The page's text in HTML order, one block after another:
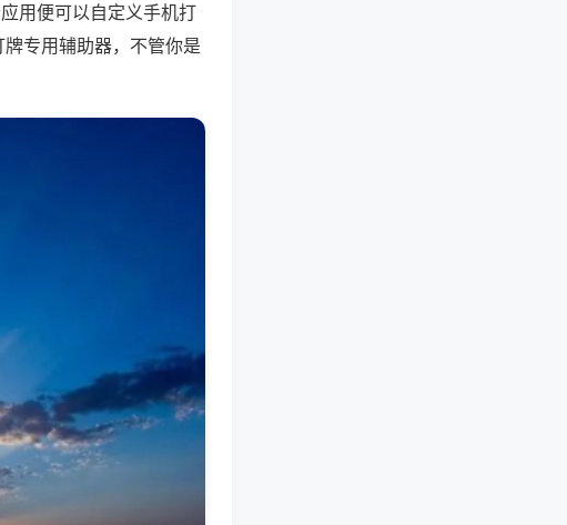
用便可以自定义手机打
专用辅助器，不管你是